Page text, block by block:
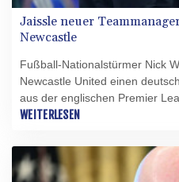
Jaissle neuer
Newcastle
Fußball-Nationalstürmer Nick
Newcastle United einen
aus der englischen Premier
die lange erwartete
Angabe. Der 38-Jährige tritt
WEITERLESEN